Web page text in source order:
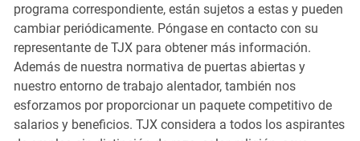
programa correspondiente, están sujetos a estas y pueden
cambiar periódicamente. Póngase en contacto con su
representante de TJX para obtener más información.
Además de nuestra normativa de puertas abiertas y
nuestro entorno de trabajo alentador, también nos
esforzamos por proporcionar un paquete competitivo de
salarios y beneficios. TJX considera a todos los aspirantes